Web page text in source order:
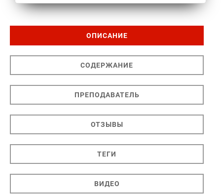
ОПИСАНИЕ
СОДЕРЖАНИЕ
ПРЕПОДАВАТЕЛЬ
ОТЗЫВЫ
ТЕГИ
ВИДЕО